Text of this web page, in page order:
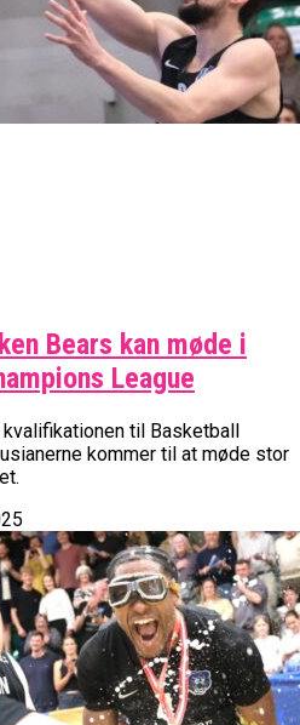
Bears kan møde i
League
til Basketball
kommer til at møde stor